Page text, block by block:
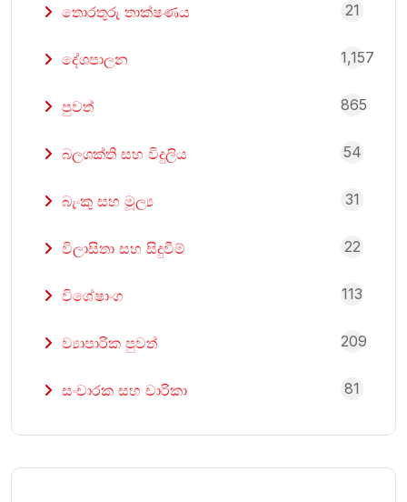
තොරතුරු තාක්ෂණය 21
දේශපාලන 1,157
පුවත් 865
බලශක්ති සහ විදුලිය 54
බැංකු සහ මූල්‍ය 31
විලාසිතා සහ සිදුවීම් 22
විශේෂාංග 113
ව්‍යාපාරික පුවත් 209
සංචාරක සහ චාරිකා 81